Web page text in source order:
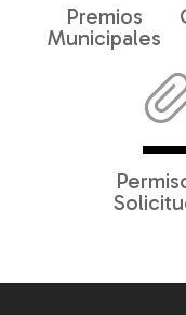
Premios
Municipales